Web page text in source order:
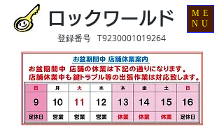
ロックワールド
登録番号 T9230001019264
ME
NU